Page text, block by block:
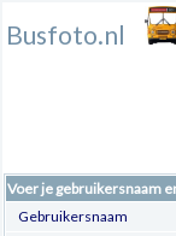
Busfoto.nl
Voer je gebruikersnaam
Gebruikersnaam